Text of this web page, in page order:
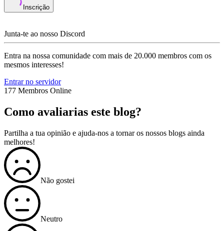
Inscrição
Junta-te ao nosso Discord
Entra na nossa comunidade com mais de 20.000 membros com os
mesmos interesses!
Entrar no servidor
177 Membros Online
Como avaliarias este blog?
Partilha a tua opinião e ajuda-nos a tornar os nossos blogs ainda
melhores!
Não gostei
Neutro